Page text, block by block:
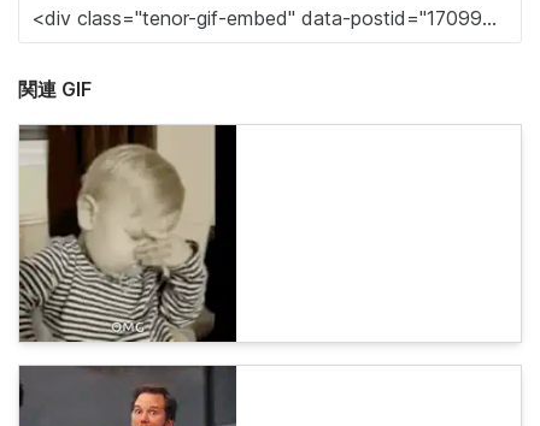
関連 GIF